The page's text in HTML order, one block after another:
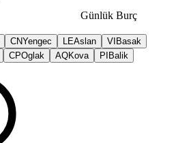
Günlük Burç
CNYengec LEAslan VIBasak
CPOglak AQKova PIBalik